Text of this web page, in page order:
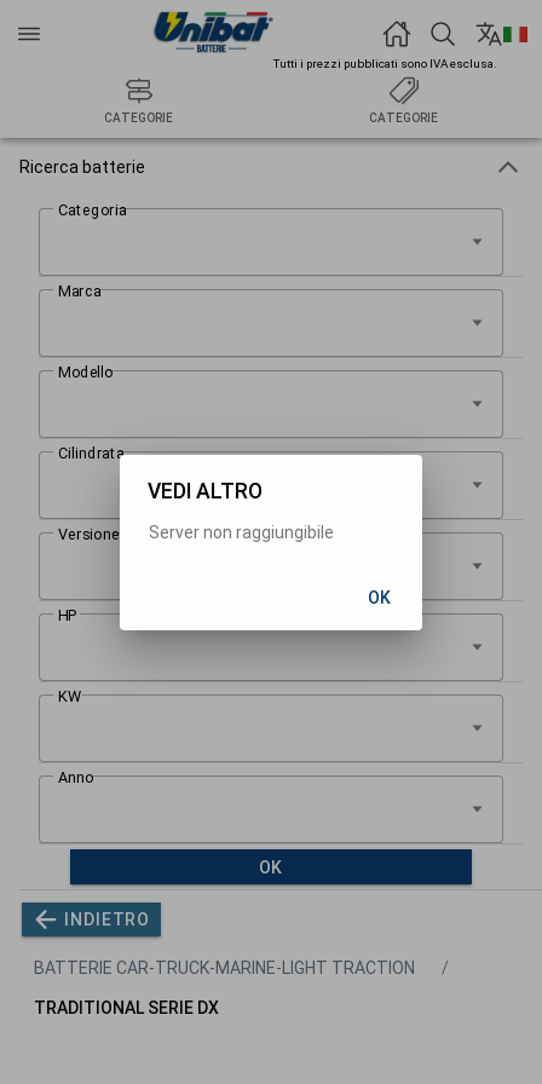
Tutti i prezzi pubblicati sono IVA esclusa.
CATEGORIE CATEGORIE
Ricerca batterie
OK
INDIETRO
BATTERIE CAR-TRUCK-MARINE-LIGHT TRACTION
TRADITIONAL SERIE DX
VEDI ALTRO
Server non raggiungibile
OK